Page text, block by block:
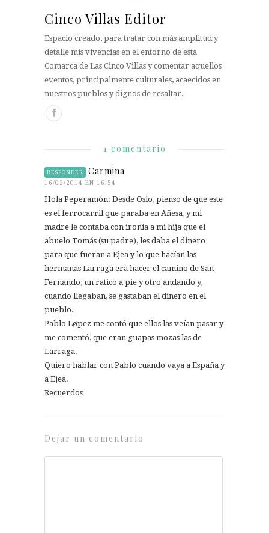
Cinco Villas Editor
Espacio creado, para tratar con más amplitud y
detalle mis vivencias en el entorno de esta
Comarca de Las Cinco Villas y comentar aquellos
eventos, principalmente culturales, acaecidos en
nuestros pueblos y dignos de resaltar.
1 comentario
RESPONDER Carmina
16/02/2014 EN 16:54
Hola Peperamón: Desde Oslo, pienso de que este
es el ferrocarril que paraba en Añesa, y mi
madre le contaba con ironía a mi hija que el
abuelo Tomás (su padre), les daba el dinero
para que fueran a Ejea y lo que hacían las
hermanas Larraga era hacer el camino de San
Fernando, un ratico a pie y otro andando y,
cuando llegaban, se gastaban el dinero en el
pueblo.
Pablo Løpez me contó que ellos las veían pasar y
me comentó, que eran guapas mozas las de
Larraga.
Quiero hablar con Pablo cuando vaya a España y
a Ejea.
Recuerdos
Dejar un comentario